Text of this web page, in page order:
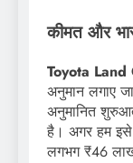
कीमत और
Toyota
अनुमान लगाए
अनुमानित
है। अगर हम इसे
लगभग ₹46